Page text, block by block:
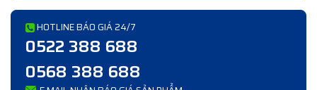
HOTLINE BÁO GIÁ 24/7
0522 388 688
0568 388 688